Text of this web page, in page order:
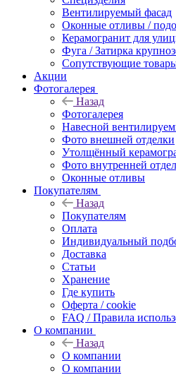
Вентилируемый фасад
Оконные отливы /
Керамогранит для
Фуга / Затирка
Сопутствующие
Акции
Фотогалерея
Назад
Фотогалерея
Навесной
Фото внешней отделки
Утолщённый
Фото внутренней
Оконные отливы
Покупателям
Назад
Покупателям
Оплата
Индивидуальный
Доставка
Статьи
Хранение
Где купить
Оферта / cookie
FAQ / Правила
О компании
Назад
О компании
О компании